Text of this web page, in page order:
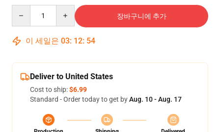
장바구니에 추가
이 세일은 03: 12: 54
Deliver to United States
Cost to ship:$6.99
Standard - Order today to get byAug. 10 - Aug. 17